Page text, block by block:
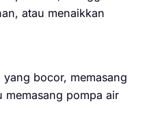
atau menaikkan
bocor, memasang
pompa air